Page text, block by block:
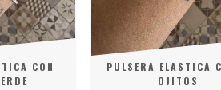
CON
PULSERA ELASTICA
OJITOS